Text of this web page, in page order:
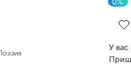
Поэзия
0%
У вас